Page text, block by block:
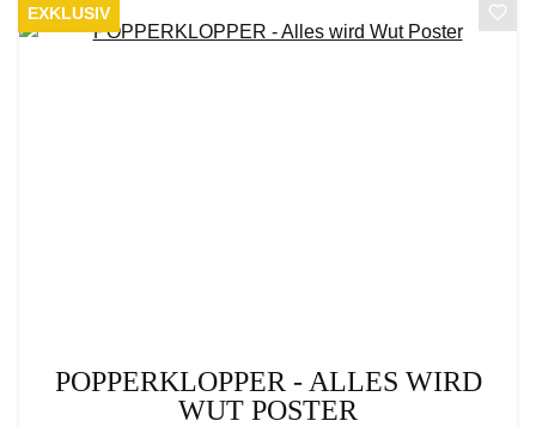
EXKLUSIV
POPPERKLOPPER - ALLES WIRD
WUT POSTER